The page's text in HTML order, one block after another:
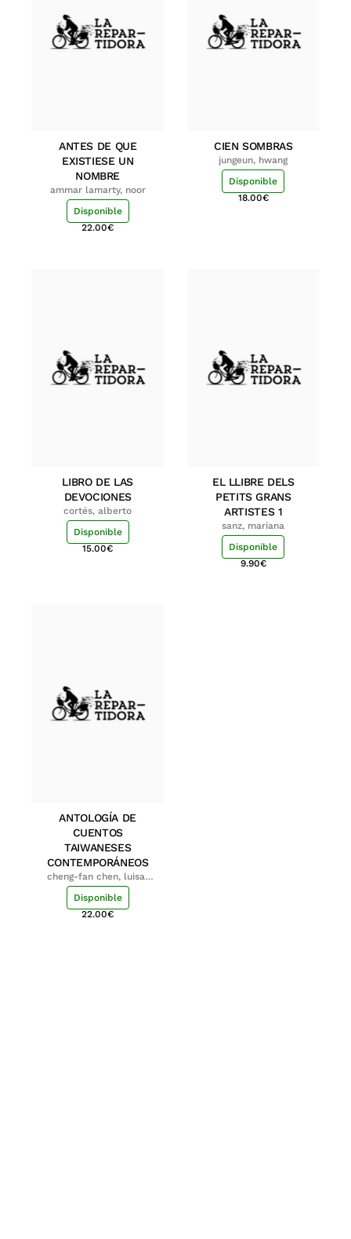
ANTES DE QUE
EXISTIESE UN
NOMBRE
ammar lamarty, noor
Disponible
22.00€
CIEN SOMBRAS
jungeun, hwang
Disponible
18.00€
LIBRO DE LAS
DEVOCIONES
cortés, alberto
Disponible
15.00€
EL LLIBRE DELS
PETITS GRANS
ARTISTES 1
sanz, mariana
Disponible
9.90€
ANTOLOGÍA DE
CUENTOS
TAIWANESES
CONTEMPORÁNEOS
cheng-fan chen, luisa;
shu-ying chang, luisa
Disponible
22.00€